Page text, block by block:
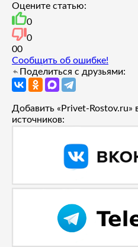
Оцените статью:
0
0
00
Сообщить об ошибке!
Поделиться с друзьями:
Добавить «Privet-Rostov.ru»
источников: